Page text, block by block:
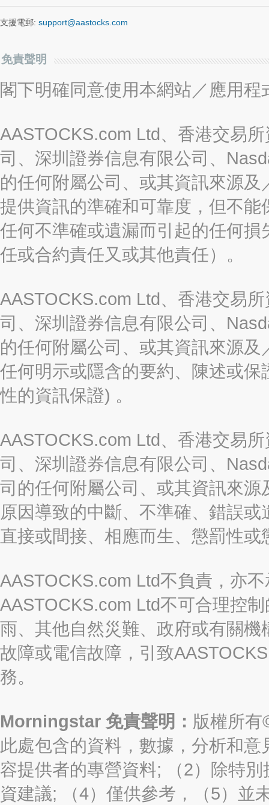
支援電郵: support@aastocks.com
免責聲明
閣下明確同意使用本網站／應用
AASTOCKS.com Ltd、香港交易
司、深圳證券信息有限公司、
的任何附屬公司、或其資訊來源
提供資訊的準確和可靠度，但不
任何不準確或遺漏而引起的任何
任或合約責任又或其他責任）。
AASTOCKS.com Ltd、香港交易
司、深圳證券信息有限公司、
的任何附屬公司、或其資訊來源
任何明示或隱含的要約、陳述或
性的資訊保證) 。
AASTOCKS.com Ltd、香港交易
司、深圳證券信息有限公司、
司的任何附屬公司、或其資訊來
原因導致的中斷、不準確、錯誤
直接或間接、相應而生、懲罰性
AASTOCKS.com Ltd不負責，亦
AASTOCKS.com Ltd不可合理控
雨、其他自然災難、政府或有關
故障或電信故障，引致
務。
Morningstar 免責聲明： 版權所有
此處包含的資料，數據，分析和意
容提供者的專營資料; （2）除特
資建議; （4）僅供參考，（5）並